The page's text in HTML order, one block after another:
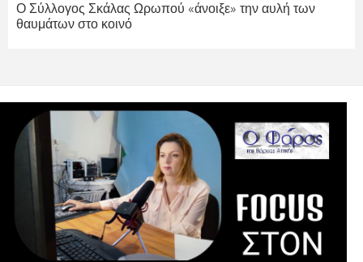
Ο Σύλλογος Σκάλας Ωρωπού «άνοιξε» την αυλή των
θαυμάτων στο κοινό